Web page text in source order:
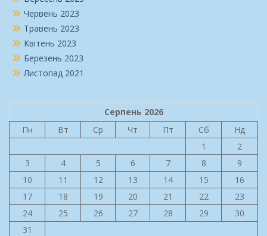
Червень 2023
Травень 2023
Квітень 2023
Березень 2023
Листопад 2021
Серпень 2026
Пн
Вт Ср Чт Пт Сб
Нд
1
2
3
4 5 6 7 8
9
10
11 12 13 14 15
16
17
18 19 20 21 22
23
24
25 26 27 28 29
30
31